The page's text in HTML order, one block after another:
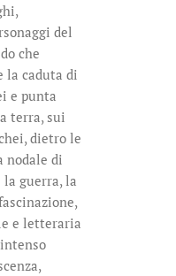
del
che
la caduta di
e punta
terra, sui
dietro le
nodale di
la guerra, la
e letteraria